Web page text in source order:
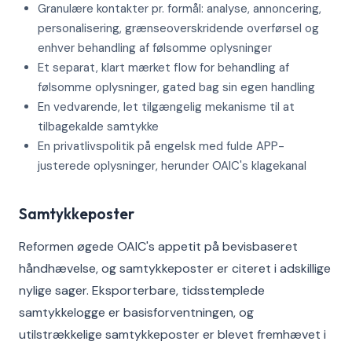
Granulære kontakter pr. formål: analyse, annoncering,
personalisering, grænseoverskridende overførsel og
enhver behandling af følsomme oplysninger
Et separat, klart mærket flow for behandling af
følsomme oplysninger, gated bag sin egen handling
En vedvarende, let tilgængelig mekanisme til at
tilbagekalde samtykke
En privatlivspolitik på engelsk med fulde APP-
justerede oplysninger, herunder OAIC's klagekanal
Samtykkeposter
Reformen øgede OAIC's appetit på bevisbaseret
håndhævelse, og samtykkeposter er citeret i adskillige
nylige sager. Eksporterbare, tidsstemplede
samtykkelogge er basisforventningen, og
utilstrækkelige samtykkeposter er blevet fremhævet i